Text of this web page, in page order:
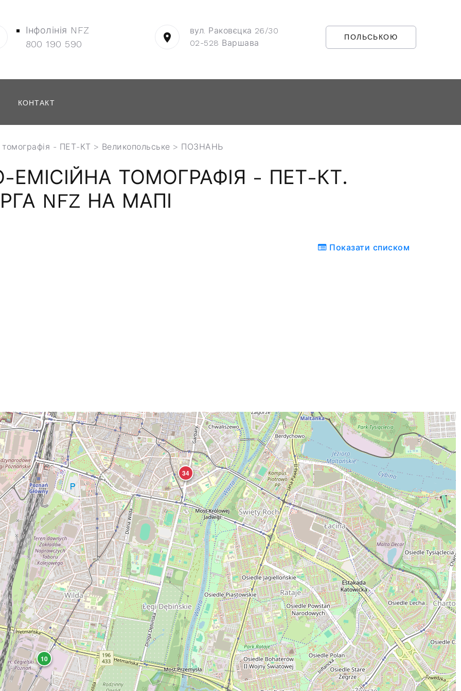
Інфолінія NFZ
800 190 590
вул. Раковєцка 26/30
02-528 Варшава
ПОЛЬСЬКОЮ
КОНТАКТ
томографія - ПЕТ-КТ > Великопольське > ПОЗНАНЬ
ТОМОГРАФІЯ - ПЕТ-КТ.
NFZ НА МАПІ
Показати списком
10
34